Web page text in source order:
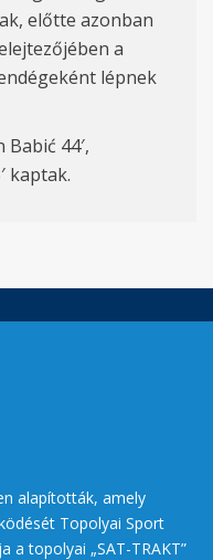
előtte azonban
a
lépnek
44′,
kaptak.
alapították, amely
Topolyai Sport
a topolyai „SAT-TRAKT”